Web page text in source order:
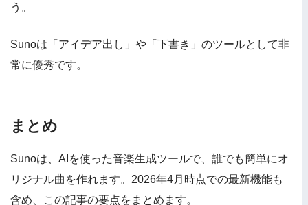
う。
Sunoは「アイデア出し」や「下書き」のツールとして非
常に優秀です。
まとめ
Sunoは、AIを使った音楽生成ツールで、誰でも簡単にオ
リジナル曲を作れます。2026年4月時点での最新機能も
含め、この記事の要点をまとめます。